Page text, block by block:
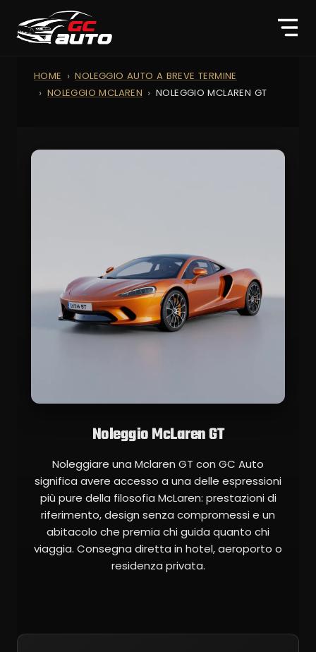
HOME
NOLEGGIO AUTO A BREVE TERMINE
NOLEGGIO MCLAREN
NOLEGGIO MCLAREN GT
Noleggio McLaren GT
Noleggiare una Mclaren GT con GC Auto
significa avere accesso a una delle espressioni
più pure della filosofia McLaren: prestazioni di
riferimento, design senza compromessi e un
abitacolo che premia chi guida quanto chi
viaggia. Consegna diretta in hotel, aeroporto o
residenza privata.